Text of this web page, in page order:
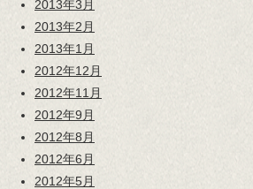
2013年3月
2013年2月
2013年1月
2012年12月
2012年11月
2012年9月
2012年8月
2012年6月
2012年5月